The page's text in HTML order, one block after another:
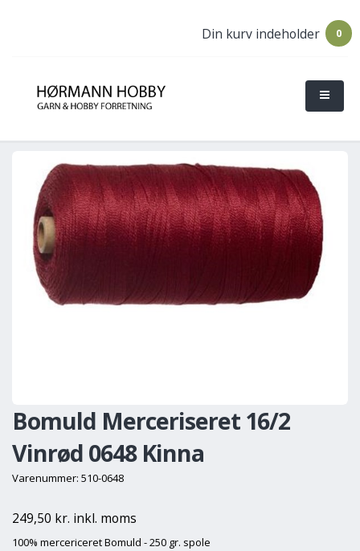
0
Din kurv indeholder
Bomuld Merceriseret 16/2
Vinrød 0648 Kinna
Varenummer: 510-0648
249,50 kr. inkl. moms
100% mercericeret Bomuld - 250 gr. spole